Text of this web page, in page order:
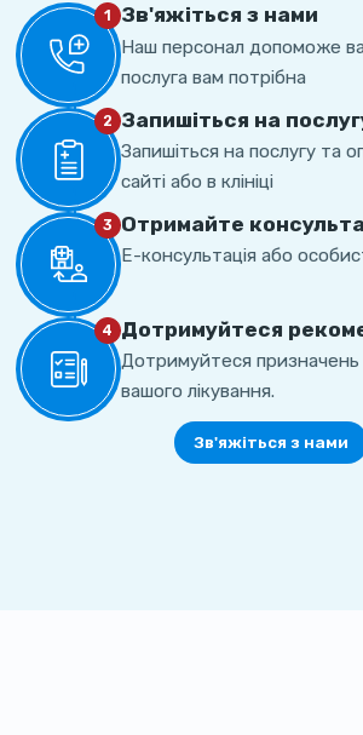
1 Зв'яжіться з нами
Наш персонал допоможе
послуга вам потрібна
2 Запишіться на
Запишіться на послугу та
сайті або в клініці
3 Отримайте
Е-консультація або
4 Дотримуйтеся
Дотримуйтеся призначень
вашого лікування.
Зв'яжіться з нами